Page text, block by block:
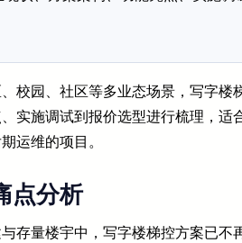
校园、社区等多业态场景，写字楼
实施调试到报价选型进行梳理，
运维的项目。
点分析
存量楼宇中，写字楼梯控方案已不